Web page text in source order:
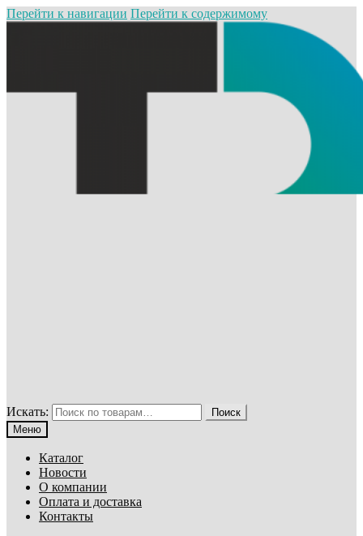
Перейти к навигации Перейти к содержимому
Искать:
Поиск
Меню
Каталог
Новости
О компании
Оплата и доставка
Контакты